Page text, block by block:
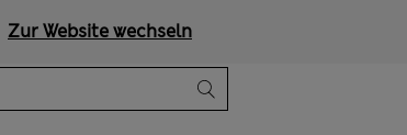
Zur Website wechseln